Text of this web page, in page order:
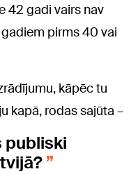
42 gadi vairs nav
pirms 40 vai
kāpēc tu
kapā, rodas sajūta –
publiski